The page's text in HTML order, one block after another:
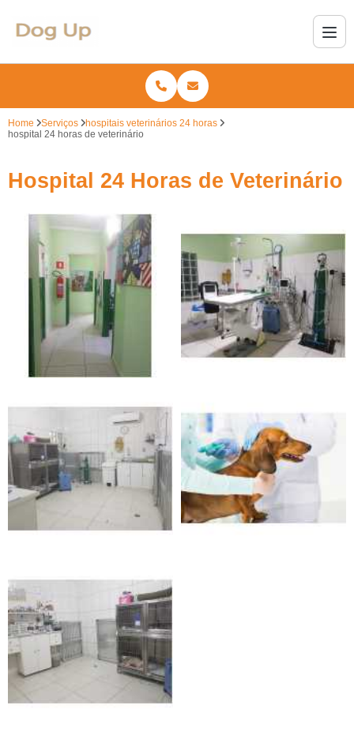
Home Serviços
hospitais veterinários 24 horas
hospital 24 horas de veterinário
Hospital 24 Horas de Veterinário